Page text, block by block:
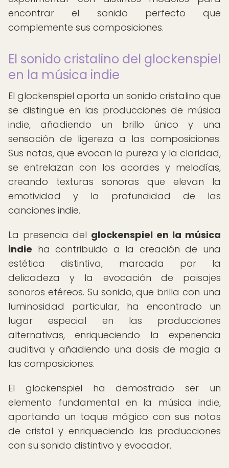
encontrar el sonido perfecto que
complemente sus composiciones.
El sonido cristalino del glockenspiel
en la música indie
El glockenspiel aporta un sonido cristalino que
se distingue en las producciones de música
indie, añadiendo un brillo único y una
sensación de ligereza a las composiciones.
Sus notas, que evocan la pureza y la claridad,
se entrelazan con los acordes y melodías,
creando texturas sonoras que elevan la
emotividad y la profundidad de las
canciones indie.
La presencia del glockenspiel en la música
indie ha contribuido a la creación de una
estética distintiva, marcada por la
delicadeza y la evocación de paisajes
sonoros etéreos. Su sonido, que brilla con una
luminosidad particular, ha encontrado un
lugar especial en las producciones
alternativas, enriqueciendo la experiencia
auditiva y añadiendo una dosis de magia a
las composiciones.
El glockenspiel ha demostrado ser un
elemento fundamental en la música indie,
aportando un toque mágico con sus notas
de cristal y enriqueciendo las producciones
con su sonido distintivo y evocador.